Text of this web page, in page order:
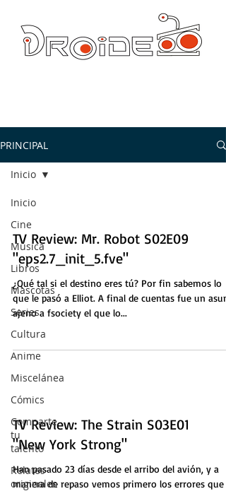
PRINCIPAL
Inicio
Cine
Música
Libros
Mascotas
Series
Cultura
Anime
Miscelánea
Cómics
Comparte
tu
talento
Relatos
originales
Inicio
TV Review: Mr. Robot S02E09
"eps2.7_init_5.fve"
¿Qué tal si el destino eres tú? Por fin sabemos lo
que le pasó a Elliot. A final de cuentas fue un
ajeno a fsociety el que lo...
TV Review: The Strain S03E01
"New York Strong"
Han pasado 23 días desde el arribo del avión, y a
manera de repaso vemos primero los errores que